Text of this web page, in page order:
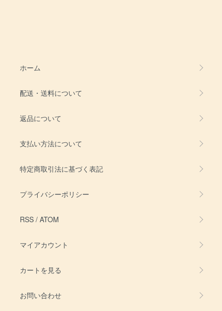
ホーム
配送・送料について
返品について
支払い方法について
特定商取引法に基づく表記
プライバシーポリシー
RSS / ATOM
マイアカウント
カートを見る
お問い合わせ